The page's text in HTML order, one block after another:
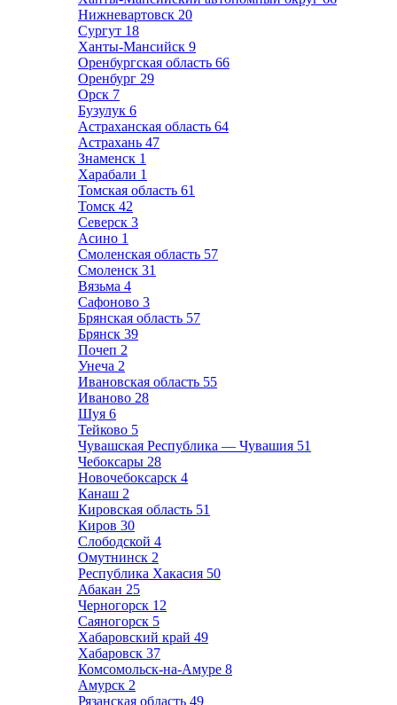
Нижневартовск 20
Сургут 18
Ханты-Мансийск 9
Оренбургская область 66
Оренбург 29
Орск 7
Бузулук 6
Астраханская область 64
Астрахань 47
Знаменск 1
Харабали 1
Томская область 61
Томск 42
Северск 3
Асино 1
Смоленская область 57
Смоленск 31
Вязьма 4
Сафоново 3
Брянская область 57
Брянск 39
Почеп 2
Унеча 2
Ивановская область 55
Иваново 28
Шуя 6
Тейково 5
Чувашская Республика — Чувашия 51
Чебоксары 28
Новочебоксарск 4
Канаш 2
Кировская область 51
Киров 30
Слободской 4
Омутнинск 2
Республика Хакасия 50
Абакан 25
Черногорск 12
Саяногорск 5
Хабаровский край 49
Хабаровск 37
Комсомольск-на-Амуре 8
Амурск 2
Рязанская область 49